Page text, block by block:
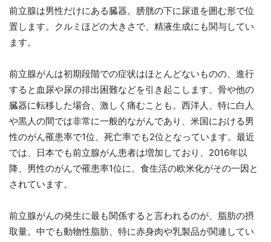
前立腺は男性だけにある臓器。膀胱の下に尿道を囲む形で位
置します。クルミほどの大きさで、精液生成にも関与してい
ます。
前立腺がんは初期段階での症状はほとんどないものの、進行
すると血尿や尿の排出困難などを引き起こします。骨や他の
臓器に転移した場合、激しく痛むことも。西洋人、特に白人
や黒人の間では非常に一般的ながんであり、米国における男
性のがん罹患率で1位、死亡率でも2位となっています。最近
では、日本でも前立腺がん患者は増加しており、2016年以
降、男性のがんで罹患率1位に。食生活の欧米化がその一因と
されています。
前立腺がんの発生に最も関係すると言われるのが、脂肪の摂
取量。中でも動物性脂肪、特に赤身肉や乳製品が関連してい